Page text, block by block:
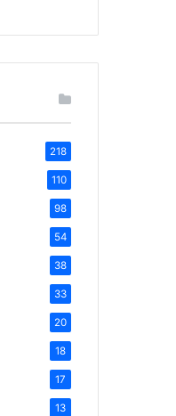
218
110
98
54
38
33
20
18
17
13